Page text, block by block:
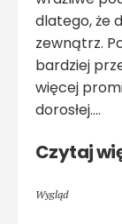
dlatego, że
zewnątrz.
bardziej
więcej
dorosłej.…
Czytaj
Wygląd